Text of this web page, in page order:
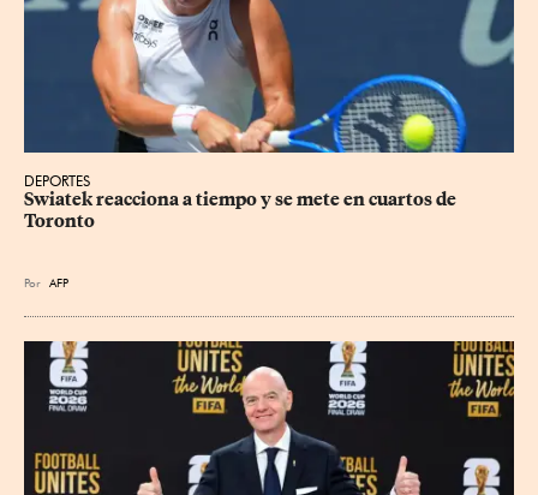
DEPORTES
Swiatek reacciona a tiempo y se mete en cuartos de
Toronto
Por AFP